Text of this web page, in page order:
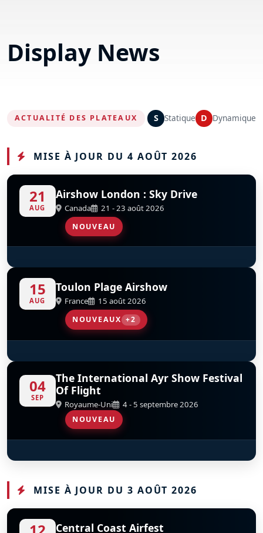
Display News
ACTUALITÉ DES PLATEAUX S Statique D Dynamique
MISE À JOUR DU 4 AOÛT 2026
21
AUG
Airshow London : Sky Drive
Canada 21 - 23 août 2026
NOUVEAU
S D
SkyHawks Canada
15
AUG
Toulon Plage Airshow
France 15 août 2026
NOUVEAUX +2
D
SA365 Dauphin French Navy D
Eurocopter AS565SA Panther - 35F
04
SEP
The International Ayr Show Festival
Of Flight
Royaume-Uni 4 - 5 septembre 2026
NOUVEAU
D
OV-10B Bronco
MISE À JOUR DU 3 AOÛT 2026
Central Coast Airfest